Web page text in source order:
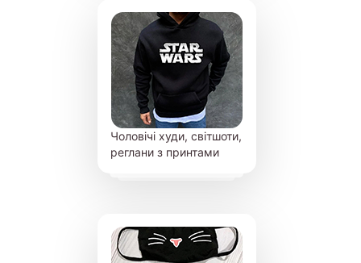
Чоловічі худи, світшоти,
реглани з принтами